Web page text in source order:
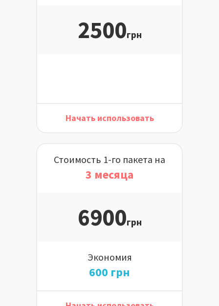
2500грн
Начать использовать
Стоимость 1-го пакета на
3 месяца
6900грн
Экономия
600 грн